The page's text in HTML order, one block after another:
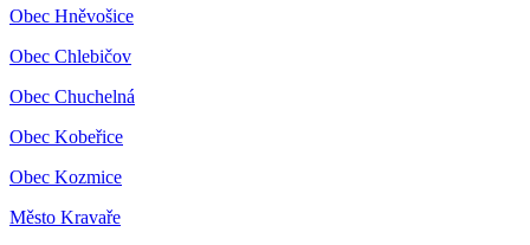
Obec Hněvošice
Obec Chlebičov
Obec Chuchelná
Obec Kobeřice
Obec Kozmice
Město Kravaře